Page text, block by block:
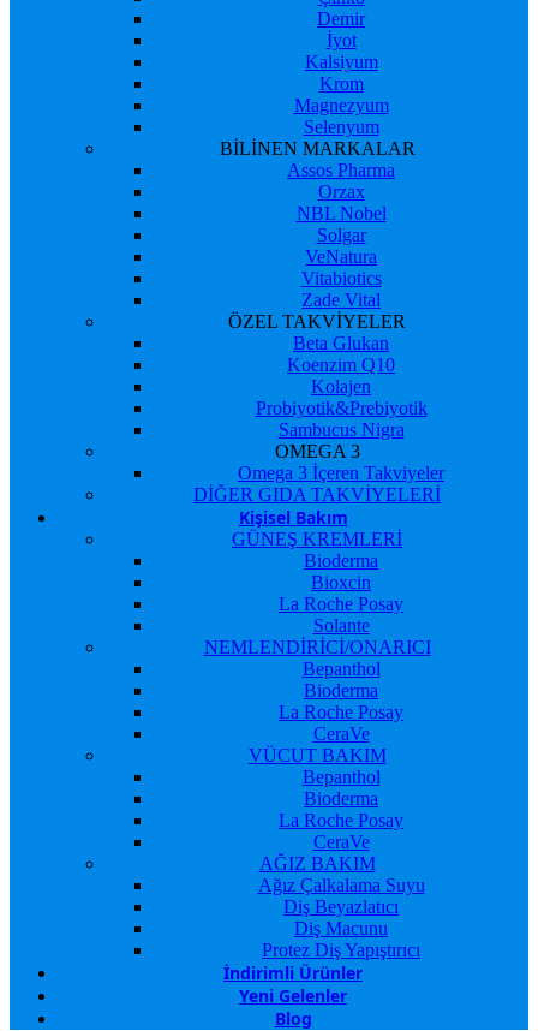
Demir
İyot
Kalsiyum
Krom
Magnezyum
Selenyum
BİLİNEN MARKALAR
Assos Pharma
Orzax
NBL Nobel
Solgar
VeNatura
Vitabiotics
Zade Vital
ÖZEL TAKVİYELER
Beta Glukan
Koenzim Q10
Kolajen
Probiyotik&Prebiyotik
Sambucus Nigra
OMEGA 3
Omega 3 İçeren Takviyeler
DİĞER GIDA TAKVİYELERİ
Kişisel Bakım
GÜNEŞ KREMLERİ
Bioderma
Bioxcin
La Roche Posay
Solante
NEMLENDİRİCİ/ONARICI
Bepanthol
Bioderma
La Roche Posay
CeraVe
VÜCUT BAKIM
Bepanthol
Bioderma
La Roche Posay
CeraVe
AĞIZ BAKIM
Ağız Çalkalama Suyu
Diş Beyazlatıcı
Diş Macunu
Protez Diş Yapıştırıcı
İndirimli Ürünler
Yeni Gelenler
Blog